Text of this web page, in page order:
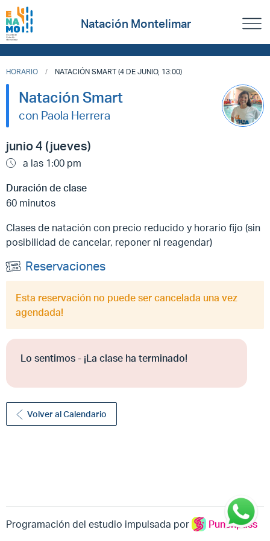
Natación Montelimar
HORARIO NATACIÓN SMART (4 DE JUNIO, 13:00)
Natación Smart
con Paola Herrera
junio 4 (jueves)
a las 1:00 pm
Duración de clase
60 minutos
Clases de natación con precio reducido y horario fijo (sin
posibilidad de cancelar, reponer ni reagendar)
Reservaciones
Esta reservación no puede ser cancelada una vez
agendada!
Lo sentimos - ¡La clase ha terminado!
Volver al Calendario
Programación del estudio impulsada por Punchpass